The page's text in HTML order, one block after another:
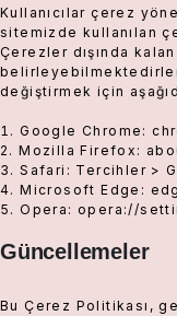
Kullanıcılar çerez
sitemizde kullanılan
Çerezler dışında
belirleyebilmektedirler.
değiştirmek için
Google Chrome:
Mozilla Firefox:
Safari: Tercihler >
Microsoft Edge:
Opera: opera://
Güncellemeler
Bu Çerez Politikası,